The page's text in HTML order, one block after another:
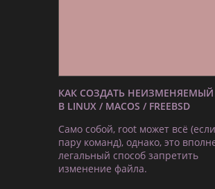
КАК СОЗДАТЬ
В LINUX / MACOS / FREEBSD
Само собой, root может всё
пару команд), однако, это
легальный способ запретить
изменение файла.